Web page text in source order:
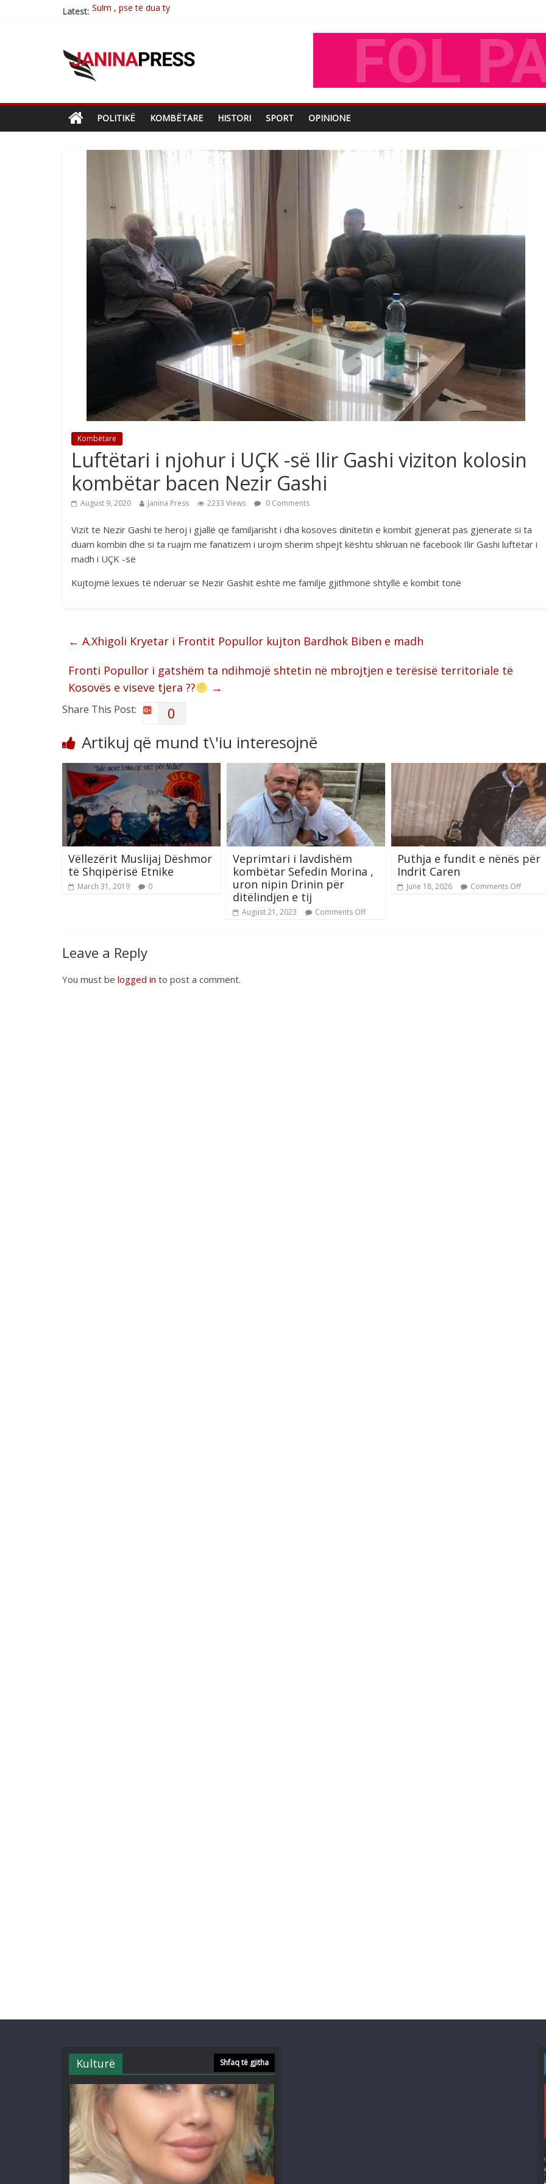
Latest: Postim me vlera nga artistja e mirëfilltë Mimoza Gjoni
Brahim Çekaj njē veprimtar i respektuar i çeshtjës kombëtare
POLITIKË KOMBËTARE HISTORI SPORT OPINIONE
Kombëtare
Luftëtari i njohur i UÇK -së Ilir Gashi viziton kolosin
kombëtar bacen Nezir Gashi
August 9, 2020 Janina Press 2233 Views 0 Comments
Vizit te Nezir Gashi te heroj i gjallë qe familjarisht i dha kosoves dinitetin e kombit gjenerat pas gjenerate si ta
duam kombin dhe si ta ruajm me fanatizem i urojm sherim shpejt kështu shkruan në facebook Ilir Gashi luftëtar i
madh i UÇK -së
Kujtojmë lexues të nderuar se Nezir Gashit është me familje gjithmonë shtyllë e kombit tonë
← A.Xhigoli Kryetar i Frontit Popullor kujton Bardhok Biben e madh
Fronti Popullor i gatshëm ta ndihmojë shtetin në mbrojtjen e terësisë territoriale të
Kosovës e viseve tjera ??
→
Share This Post: 0
Artikuj që mund t\'iu interesojnë
Vëllezërit Muslijaj Dëshmor
të Shqipërisë Etnike
March 31, 2019 0
Veprimtari i lavdishëm
kombëtar Sefedin Morina ,
uron nipin Drinin për
ditëlindjen e tij
August 21, 2023 Comments Off
Puthja e fundit e nënës për
Indrit Caren
June 18, 2026 Comments Off
Leave a Reply
You must be logged in to post a comment.
Kulturë Shfaq të gjitha